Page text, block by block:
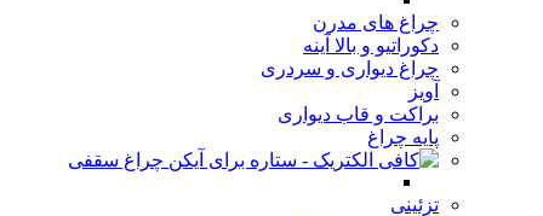
چراغ های مدرن
دکوراتیو و بالا آینه
چراغ دیواری و سردری
آویز
براکت و قاب دیواری
پایه چراغ
چراغ سقفی
تزئینی